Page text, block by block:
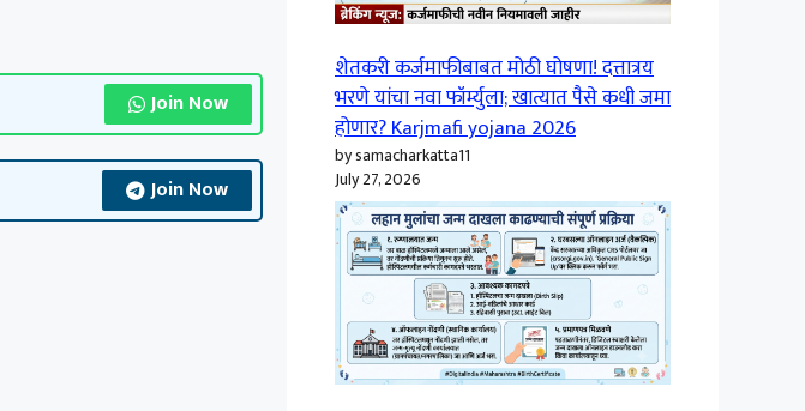
Join Now
Join Now
शेतकरी कर्जमाफीबाबत मोठी घोषणा! दत्तात्रय
भरणे यांचा नवा फॉर्म्युला; खात्यात पैसे कधी जमा
होणार? Karjmafi yojana 2026
by samacharkatta11
July 27, 2026